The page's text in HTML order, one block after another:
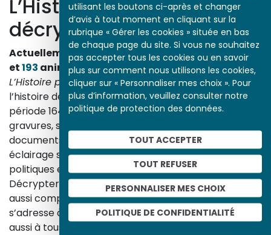
utilisant les boutons ci-après et changer
d’avis à tout moment en cliquant sur la
rubrique « Gérer les cookies » située en bas
de chaque page du site. Si vous ne souhaitez
pas accepter tous les cookies ou en savoir
plus sur comment nous utilisons les cookies,
cliquer sur « Personnaliser mes choix ». Pour
plus d’information, veuillez consulter notre
politique de protection des données.
TOUT ACCEPTER
TOUT REFUSER
PERSONNALISER MES CHOIX
POLITIQUE DE CONFIDENTIALITÉ
L’Histoire par l’image
décrypte l’histoire
Actuellement en ligne3153 œuvres,1748études
et193 animations.
L’Histoire par l’imageexplore les événements de
l’histoire de France et les évolutions majeures de la
période 1643-1945. À travers des peintures, dessins,
gravures, sculptures, photographies, affiches,
documents d’archives, nos études proposent un
éclairage sur les réalités sociales, économiques,
politiques et culturelles d’une époque.
Décrypter les images et les événements d’hier, c’est
aussi comprendre ceux d’aujourd’hui. Un site qui
s’adresse à tous, famille, enseignants, élèves… mais
aussi à tous les curieux, amateurs d’art et d’histoire.